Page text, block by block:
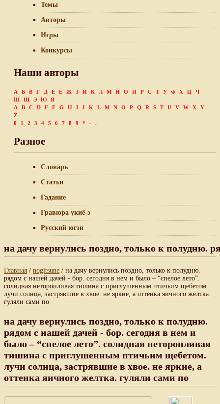
Темы
Авторы
Игры
Конкурсы
Наши авторы
А Б В Г Д Е Ё Ж З И К Л М Н О П Р С Т У Ф Х Ц
Ч
Ш
Щ Э Ю
Я
A
B C D E F G H I J K L M N O P Q R S T U V W X
Y
Z
0
1 2 3 4 5 6 7 8 9 * - .
Разное
Словарь
Статьи
Гадание
Гравюра укиё-э
Русский югэн
на дачу вернулись поздно, только к полудню.
Главная / nogitsune / на дачу вернулись поздно, только к полудню.
рядом с нашей дачей - бор. сегодня в нем и было – “спелое лето”.
солидная неторопливая тишина с приглушенным птичьим щебетом.
лучи солнца, застрявшие в хвое. не яркие, а оттенка яичного желтка.
гуляли сами по
на дачу вернулись поздно, только к полудню.
рядом с нашей дачей - бор. сегодня в нем и
было – “спелое лето”. солидная неторопливая
тишина с приглушенным птичьим щебетом.
лучи солнца, застрявшие в хвое. не яркие, а
оттенка яичного желтка. гуляли сами по